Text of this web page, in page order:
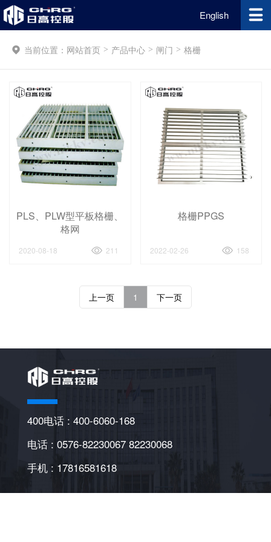
English
当前位置： 网站首页 > 产品中心 > 闸门 > 格栅
PLS、PLW型平板格栅、
格网
2020-08-18 211
格栅PPGS
2022-02-26 158
上一页 1 下一页
400电话 : 400-6060-168
电话 : 0576-82230067 82230068
手机 : 17816581618